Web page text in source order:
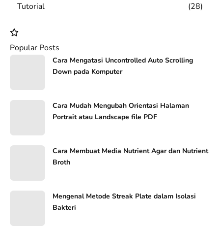
Tutorial
28
Popular Posts
Cara Mengatasi Uncontrolled Auto Scrolling
Down pada Komputer
Cara Mudah Mengubah Orientasi Halaman
Portrait atau Landscape file PDF
Cara Membuat Media Nutrient Agar dan Nutrient
Broth
Mengenal Metode Streak Plate dalam Isolasi
Bakteri